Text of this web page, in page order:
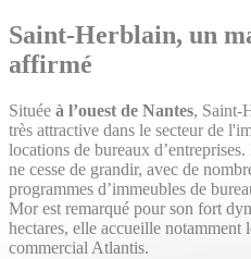
Saint-Herblain, un
affirmé
Située à l’ouest de Nantes, Saint-
très attractive dans le secteur de
locations de bureaux
ne cesse de grandir, avec de
programmes d’immeubles de
Mor est remarqué pour son fort
hectares, elle accueille notamment
commercial Atlantis.